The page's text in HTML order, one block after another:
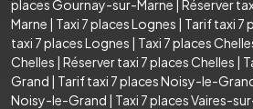
places Gournay-sur-Marne | Réserver
Marne | Taxi 7 places Lognes | Tarif taxi 7
taxi 7 places Lognes | Taxi 7 places
Chelles | Réserver taxi 7 places Chelles |
Grand | Tarif taxi 7 places Noisy-le-
Noisy-le-Grand | Taxi 7 places Vaires-